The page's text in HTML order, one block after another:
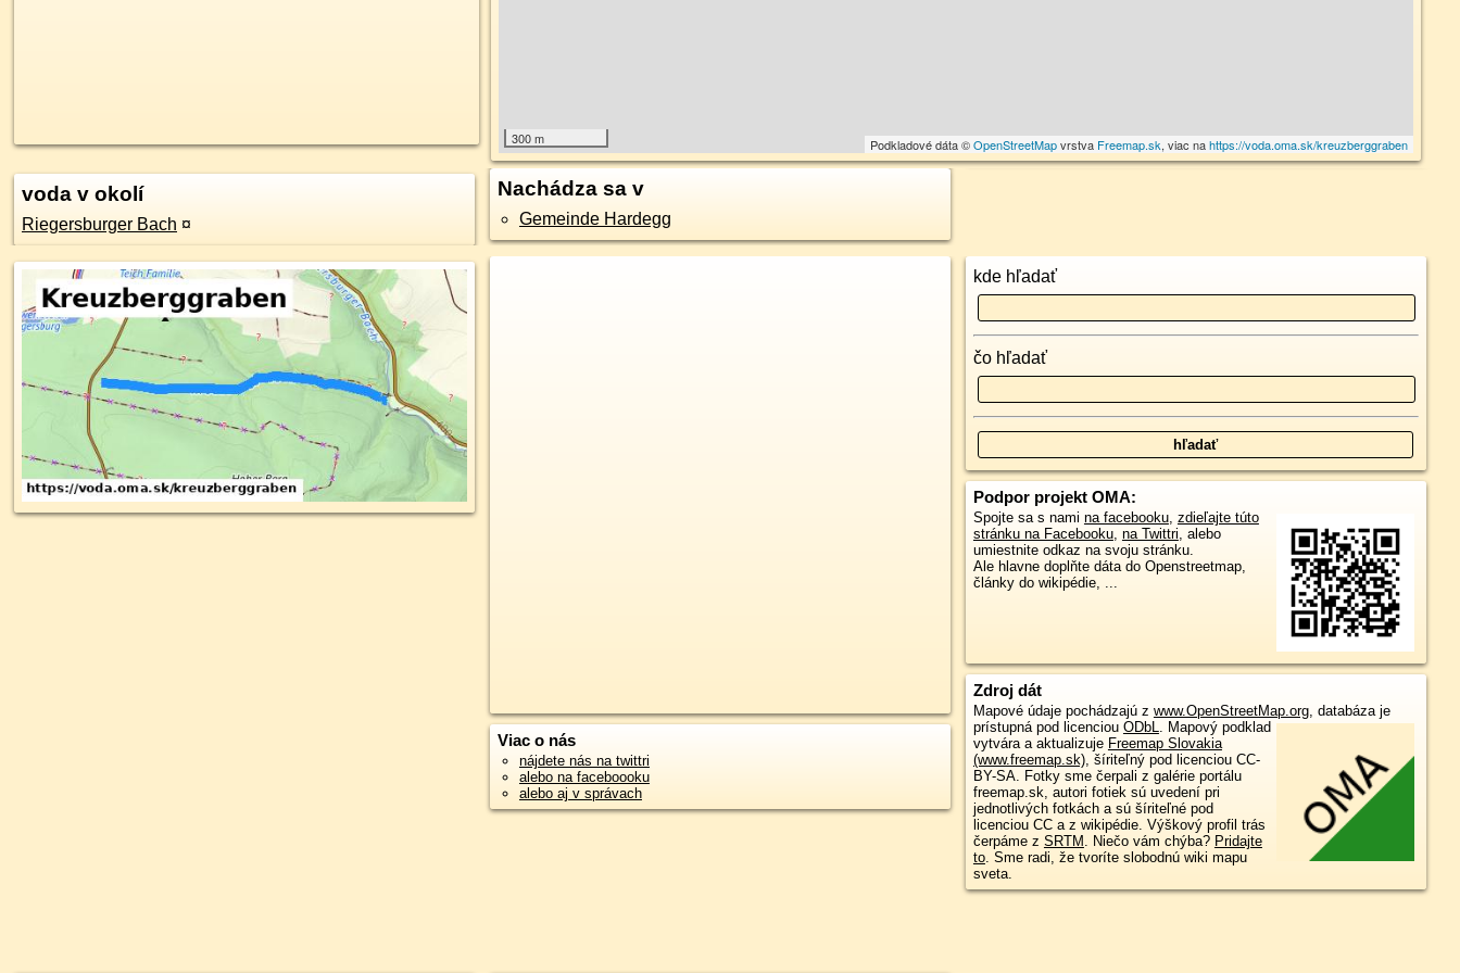
300 m Podkladové dáta ©OpenStreetMapvrstva Freemap.sk, viac nahttps://voda.oma.sk/kreuzberggraben
voda v okolí
Riegersburger Bach ¤
Nachádza sa v
Gemeinde Hardegg
Viac o nás
nájdete nás na twittri
alebo na faceboooku
alebo aj v správach
kde hľadať
čo hľadať
Podpor projekt OMA:
Spojte sa s nami na facebooku, zdieľajte túto
stránku na Facebooku, na Twittri, alebo
umiestnite odkaz na svoju stránku.
Ale hlavne doplňte dáta do Openstreetmap,
články do wikipédie, ...
Zdroj dát
Mapové údaje pochádzajú z www.OpenStreetMap.org, databáza je
prístupná pod licenciou ODbL. Mapový podklad
vytvára a aktualizuje Freemap Slovakia
(www.freemap.sk), šíriteľný pod licenciou CC-
BY-SA. Fotky sme čerpali z galérie portálu
freemap.sk, autori fotiek sú uvedení pri
jednotlivých fotkách a sú šíriteľné pod
licenciou CC a z wikipédie. Výškový profil trás
čerpáme z SRTM . Niečo vám chýba? Pridajte
to. Sme radi, že tvoríte slobodnú wiki mapu
sveta.